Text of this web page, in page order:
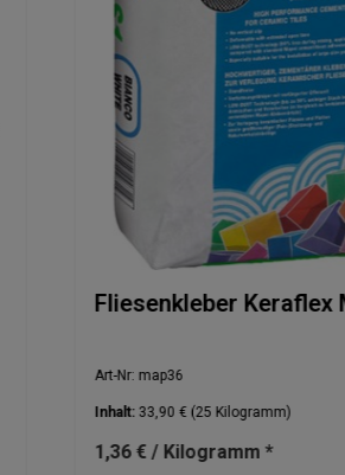
Fliesenkleber Keraflex
Art-Nr: map36
Inhalt: 33,90 € (25 Kilogramm)
1,36 € / Kilogramm *